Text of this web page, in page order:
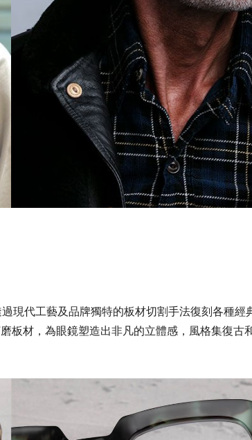
代工藝及品牌獨特的板材切割手法復刻各種經
材，為眼鏡塑造出非凡的立體感，風格集復古